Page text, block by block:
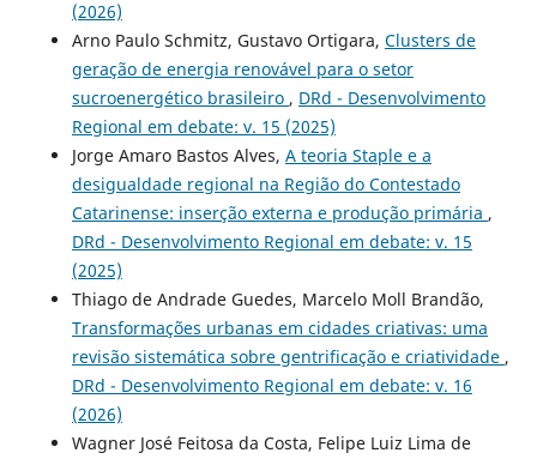
(2026)
Arno Paulo Schmitz, Gustavo Ortigara, Clusters de
geração de energia renovável para o setor
sucroenergético brasileiro , DRd - Desenvolvimento
Regional em debate: v. 15 (2025)
Jorge Amaro Bastos Alves, A teoria Staple e a
desigualdade regional na Região do Contestado
Catarinense: inserção externa e produção primária ,
DRd - Desenvolvimento Regional em debate: v. 15
(2025)
Thiago de Andrade Guedes, Marcelo Moll Brandão,
Transformações urbanas em cidades criativas: uma
revisão sistemática sobre gentrificação e criatividade ,
DRd - Desenvolvimento Regional em debate: v. 16
(2026)
Wagner José Feitosa da Costa, Felipe Luiz Lima de